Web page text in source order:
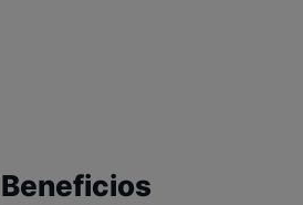
Beneficios